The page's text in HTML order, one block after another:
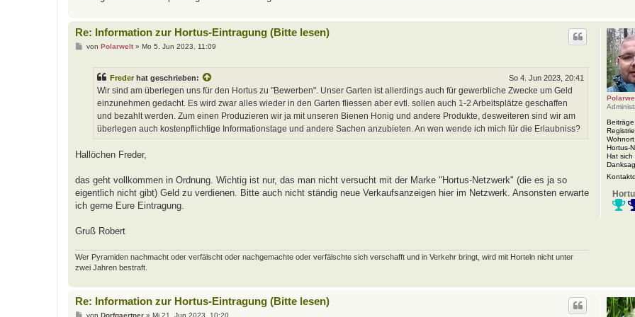
Beiträge:
Wohnort:
Hortus-
Hat
Re: Information zur Hortus-Eintragung (Bitte lesen)
Bvon Polarwelt» Mo 5. Jun 2023, 11:09
Freder hat geschrieben: So 4. Jun 2023, 20:41
Wir sind am überlegen uns für den Hortus zu "Bewerben". Unser Garten ist allerdings auch für gewerbliche Zwecke um Geld
einzunehmen gedacht. Es wird zwar alles wieder in den Garten fliessen aber evtl. sollen auch 1-2 Arbeitsplätze geschaffen
und bezahlt werden. Zum einen Produzieren wir ja mit unseren Bienen Honig und andere Produkte, desweiteren sind wir am
überlegen auch kostenpflichtige Informationstage und andere Sachen anzubieten. An wen wende ich mich für die Erlaubniss?
Hallöchen Freder,
das geht vollkommen in Ordnung. Wichtig ist nur, das man nicht versucht mit der Marke "Hortus-Netzwerk" (die es ja so
eigentlich nicht gibt) Geld zu verdienen. Bitte auch nicht ständig neue Verkaufsanzeigen hier im Netzwerk. Ansonsten erwarte
ich gerne Eure Eintragung.
Gruß Robert
Wer Pyramiden nachmacht oder verfälscht oder nachgemachte oder verfälschte sich verschafft und in Verkehr bringt, wird mit Horteln nicht unter
zwei Jahren bestraft.
Re: Information zur Hortus-Eintragung (Bitte lesen)
Bvon Dorfgaertner» Mi 21. Jun 2023, 10:20